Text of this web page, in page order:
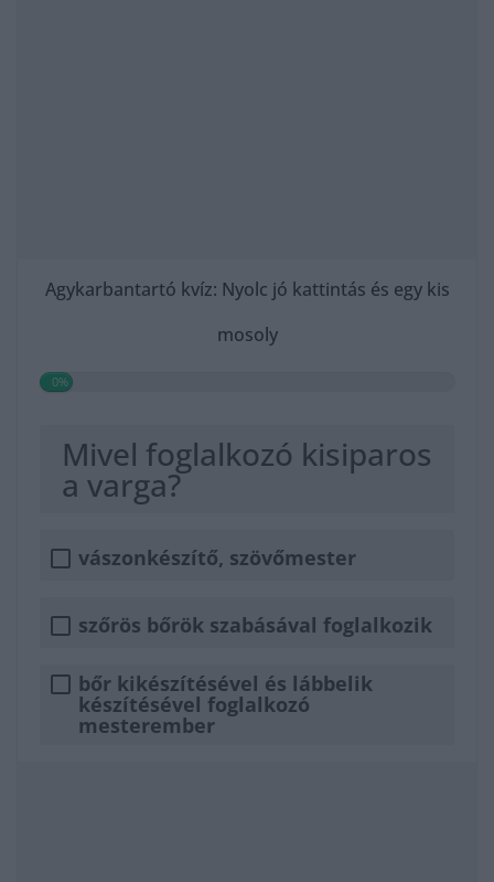
Agykarbantartó kvíz: Nyolc jó kattintás és egy kis
mosoly
0%
Mivel foglalkozó kisiparos
a varga?
vászonkészítő, szövőmester
szőrös bőrök szabásával foglalkozik
bőr kikészítésével és lábbelik
készítésével foglalkozó
mesterember